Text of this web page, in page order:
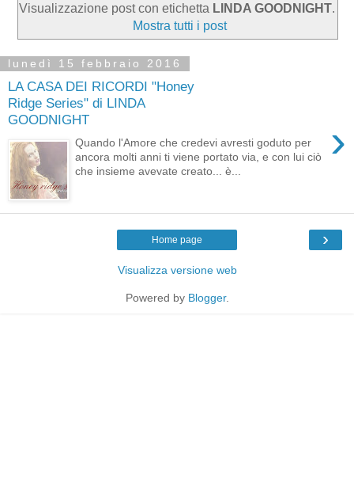
Visualizzazione post con etichetta LINDA GOODNIGHT.
Mostra tutti i post
lunedì 15 febbraio 2016
LA CASA DEI RICORDI "Honey
Ridge Series" di LINDA
GOODNIGHT
›
Quando l'Amore che credevi avresti goduto per
ancora molti anni ti viene portato via, e con lui ciò
che insieme avevate creato... è...
›
Home page
Visualizza versione web
Powered by Blogger.